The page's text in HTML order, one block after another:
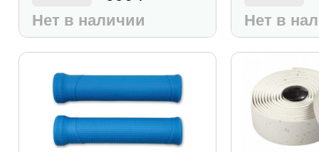
Нет в наличии Нет в